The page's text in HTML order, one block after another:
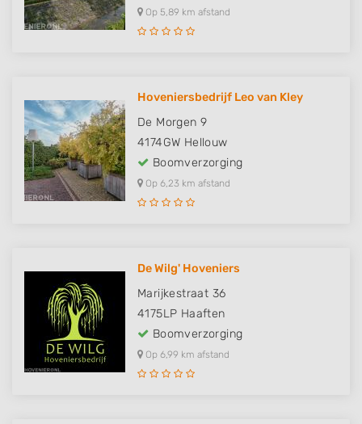
Op 5,89 km afstand
Hoveniersbedrijf Leo van Kley
De Morgen 9
4174GW Hellouw
Boomverzorging
Op 6,23 km afstand
De Wilg' Hoveniers
Marijkestraat 36
4175LP Haaften
Boomverzorging
Op 6,99 km afstand